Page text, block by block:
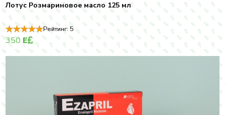
Лотус Розмариновое масло 125 мл
Рейтинг:5
350E